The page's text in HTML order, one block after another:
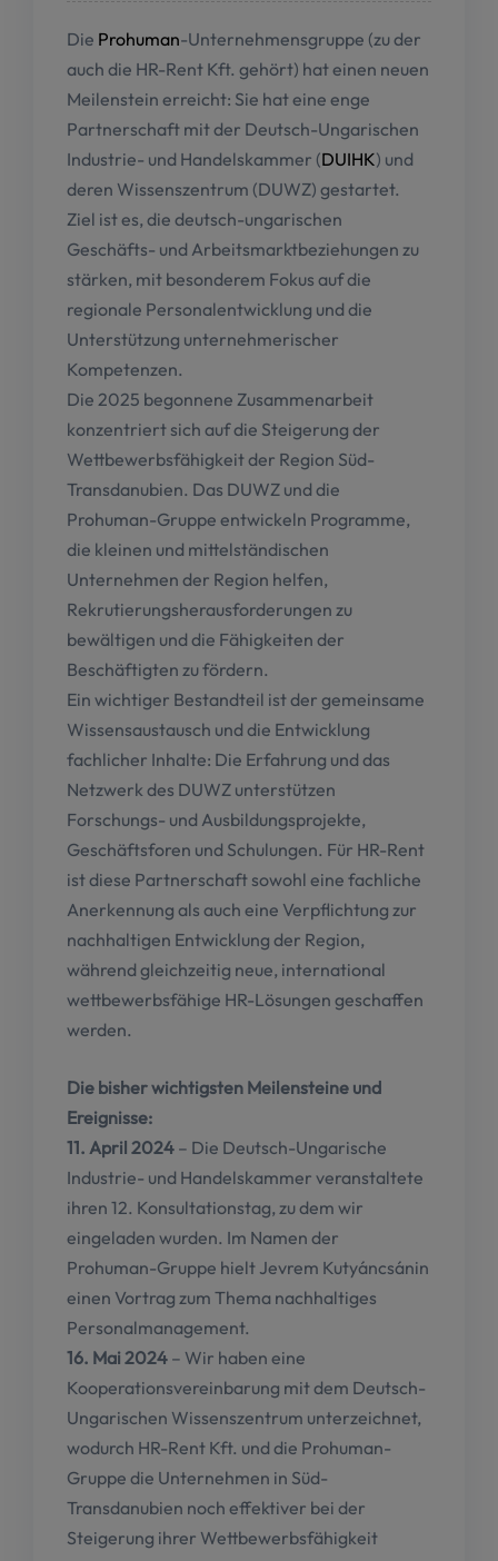
Die Prohuman-Unternehmensgruppe (zu der
auch die HR-Rent Kft. gehört) hat einen neuen
Meilenstein erreicht: Sie hat eine enge
Partnerschaft mit der Deutsch-Ungarischen
Industrie- und Handelskammer (DUIHK) und
deren Wissenszentrum (DUWZ) gestartet.
Ziel ist es, die deutsch-ungarischen
Geschäfts- und Arbeitsmarktbeziehungen zu
stärken, mit besonderem Fokus auf die
regionale Personalentwicklung und die
Unterstützung unternehmerischer
Kompetenzen.
Die 2025 begonnene Zusammenarbeit
konzentriert sich auf die Steigerung der
Wettbewerbsfähigkeit der Region Süd-
Transdanubien. Das DUWZ und die
Prohuman-Gruppe entwickeln Programme,
die kleinen und mittelständischen
Unternehmen der Region helfen,
Rekrutierungsherausforderungen zu
bewältigen und die Fähigkeiten der
Beschäftigten zu fördern.
Ein wichtiger Bestandteil ist der gemeinsame
Wissensaustausch und die Entwicklung
fachlicher Inhalte: Die Erfahrung und das
Netzwerk des DUWZ unterstützen
Forschungs- und Ausbildungsprojekte,
Geschäftsforen und Schulungen. Für HR-Rent
ist diese Partnerschaft sowohl eine fachliche
Anerkennung als auch eine Verpflichtung zur
nachhaltigen Entwicklung der Region,
während gleichzeitig neue, international
wettbewerbsfähige HR-Lösungen geschaffen
werden.
Die bisher wichtigsten Meilensteine und
Ereignisse:
11. April 2024 – Die Deutsch-Ungarische
Industrie- und Handelskammer veranstaltete
ihren 12. Konsultationstag, zu dem wir
eingeladen wurden. Im Namen der
Prohuman-Gruppe hielt Jevrem Kutyáncsánin
einen Vortrag zum Thema nachhaltiges
Personalmanagement.
16. Mai 2024 – Wir haben eine
Kooperationsvereinbarung mit dem Deutsch-
Ungarischen Wissenszentrum unterzeichnet,
wodurch HR-Rent Kft. und die Prohuman-
Gruppe die Unternehmen in Süd-
Transdanubien noch effektiver bei der
Steigerung ihrer Wettbewerbsfähigkeit